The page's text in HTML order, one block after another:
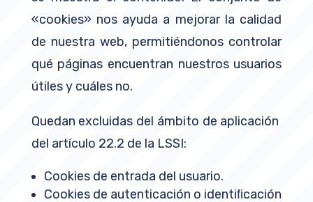
«cookies» nos ayuda a mejorar la calidad
de nuestra web, permitiéndonos controlar
qué páginas encuentran nuestros usuarios
útiles y cuáles no.
Quedan excluidas del ámbito de aplicación
del artículo 22.2 de la LSSI:
Cookies de entrada del usuario.
Cookies de autenticación o identiﬁcación